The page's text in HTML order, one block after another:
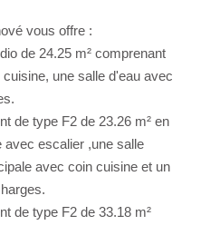
vous offre :
de 24.25 m² comprenant
une salle d'eau avec
de type F2 de 23.26 m² en
avec escalier ,une salle
avec coin cuisine et un
de type F2 de 33.18 m²